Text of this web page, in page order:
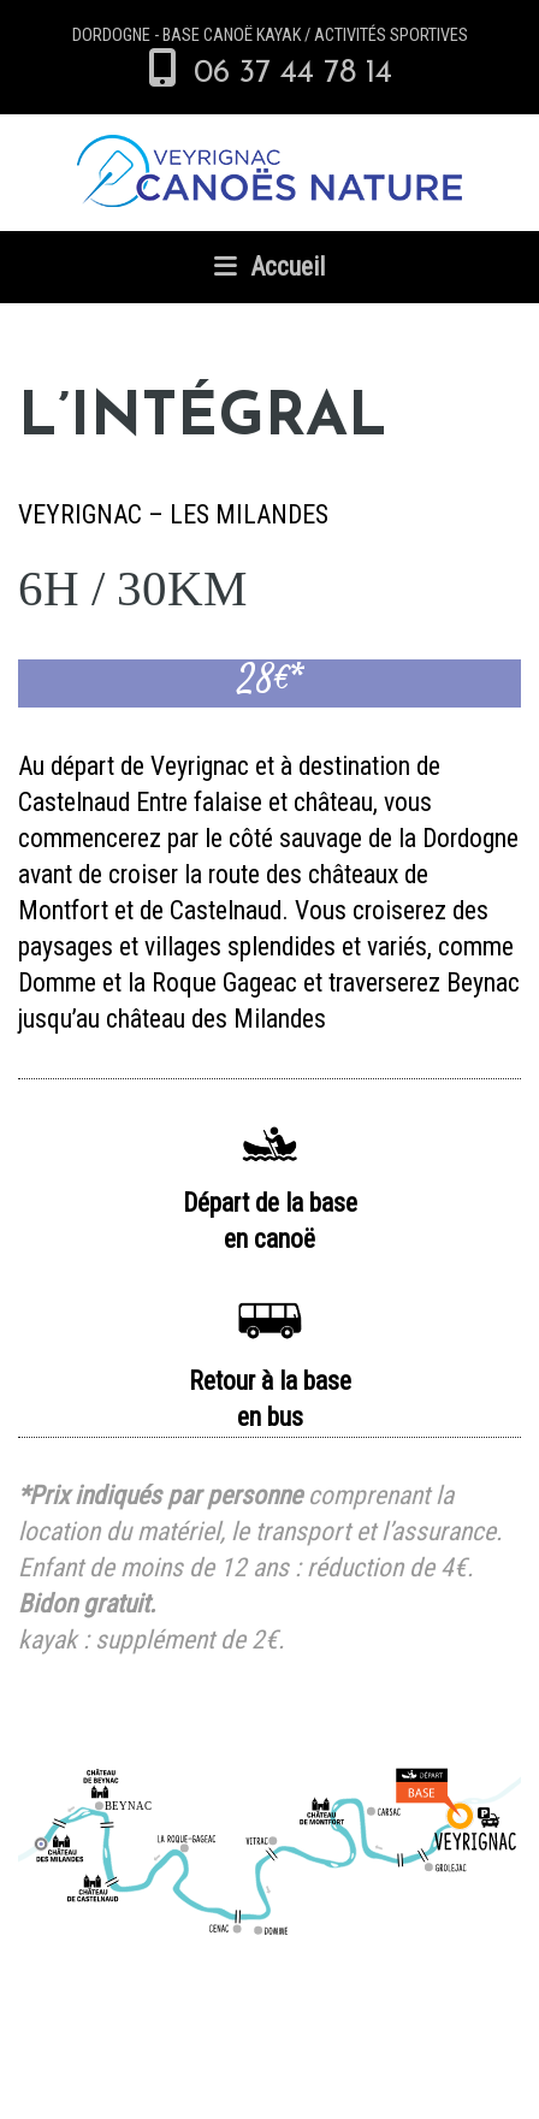
DORDOGNE - BASE CANOË KAYAK / ACTIVITÉS SPORTIVES
06 37 44 78 14
Accueil
L’INTÉGRAL
VEYRIGNAC – LES MILANDES
6H / 30KM
28€*
Au départ de Veyrignac et à destination de
Castelnaud Entre falaise et château, vous
commencerez par le côté sauvage de la Dordogne
avant de croiser la route des châteaux de
Montfort et de Castelnaud. Vous croiserez des
paysages et villages splendides et variés, comme
Domme et la Roque Gageac et traverserez Beynac
jusqu’au château des Milandes
Départ de la base
en canoë
Retour à la base
en bus
*Prix indiqués par personnecomprenant la
location du matériel, le transport et l’assurance.
Enfant de moins de 12 ans : réduction de 4€.
Bidon gratuit.
kayak : supplément de 2€.